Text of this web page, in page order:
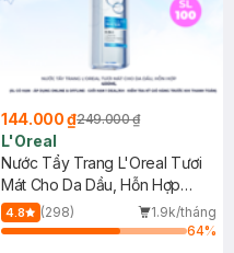
144.000 ₫249.000 ₫
L'Oreal
Nước Tẩy Trang L'Oreal Tươi
Mát Cho Da Dầu, Hỗn Hợp
400ml
4.8 (298)
1.9k/tháng
64%